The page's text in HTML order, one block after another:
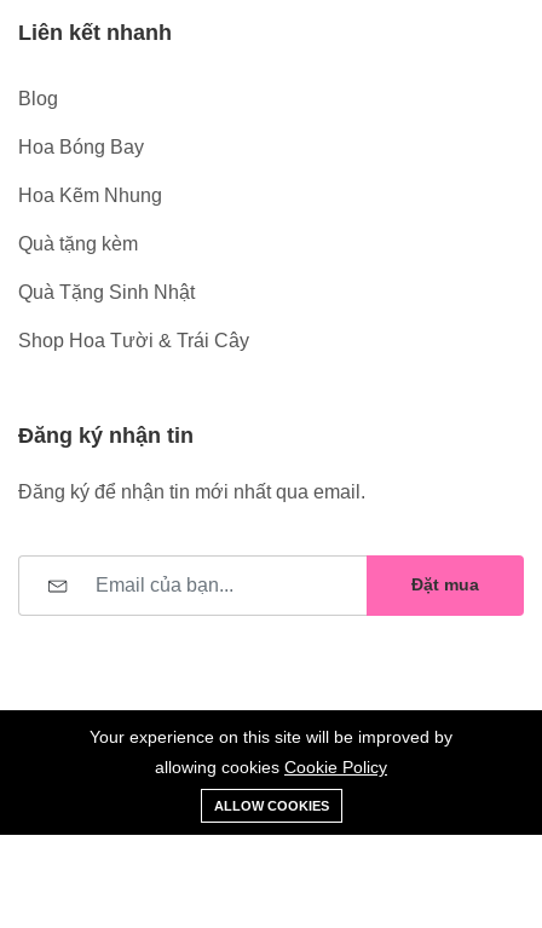
Liên kết nhanh
Blog
Hoa Bóng Bay
Hoa Kẽm Nhung
Quà tặng kèm
Quà Tặng Sinh Nhật
Shop Hoa Tười & Trái Cây
Đăng ký nhận tin
Đăng ký để nhận tin mới nhất qua email.
Đặt mua
©2023 Hoa Nelly . All Rights Reserved.
0
Xe
đẩy
Danh sách
yêu thích
Your experience on this site will be improved by
allowing cookies Cookie Policy
ALLOW COOKIES